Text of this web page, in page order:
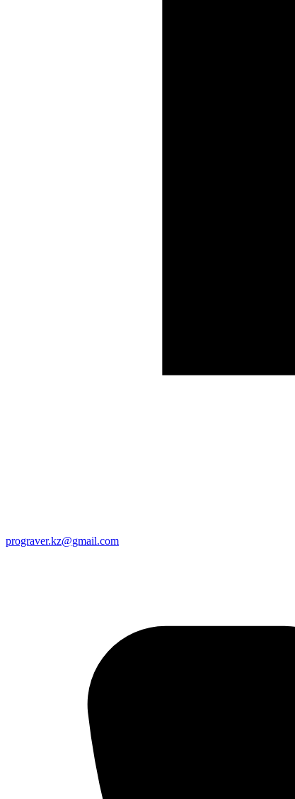
prograver.kz@gmail.com